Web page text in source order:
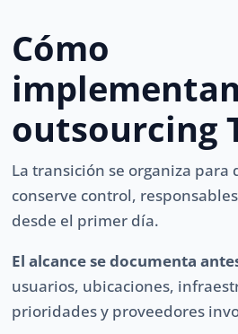
Cómo
outsourcing
La transición se organiza para
conserve control,
desde el primer día.
El alcance se documenta
usuarios, ubicaciones,
prioridades y proveedores